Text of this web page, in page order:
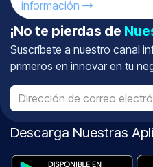
información
¡No te pierdas de
Suscríbete a nuestro canal
primeros en innovar en tu
Descarga Nuestras